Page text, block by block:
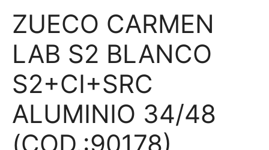
ZUECO CARMEN
LAB S2 BLANCO
S2+CI+SRC
ALUMINIO 34/48
(COD.:90178)